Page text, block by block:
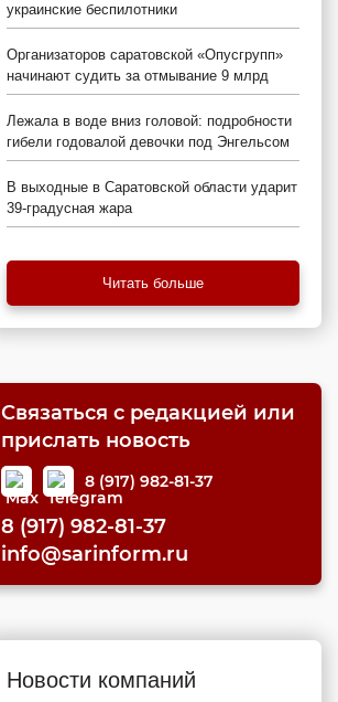
украинские беспилотники
Организаторов саратовской «Опусгрупп»
начинают судить за отмывание 9 млрд
Лежала в воде вниз головой: подробности
гибели годовалой девочки под Энгельсом
В выходные в Саратовской области ударит
39-градусная жара
Читать больше
Связаться с редакцией или
прислать новость
8 (917) 982-81-37
8 (917) 982-81-37
info@sarinform.ru
Новости компаний